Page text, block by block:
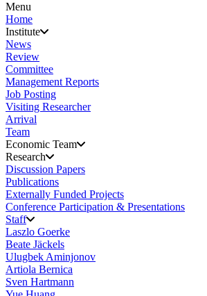
Menu
Home
Institute
News
Review
Committee
Management Reports
Job Posting
Visiting Researcher
Arrival
Team
Economic Team
Research
Discussion Papers
Publications
Externally Funded Projects
Conference Participation & Presentations
Staff
Laszlo Goerke
Beate Jäckels
Ulugbek Aminjonov
Artiola Bernica
Sven Hartmann